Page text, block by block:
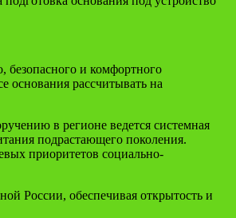
безопасного и комфортного
основания рассчитывать на
в регионе ведется системная
подрастающего поколения.
приоритетов социально-
России, обеспечивая открытость и